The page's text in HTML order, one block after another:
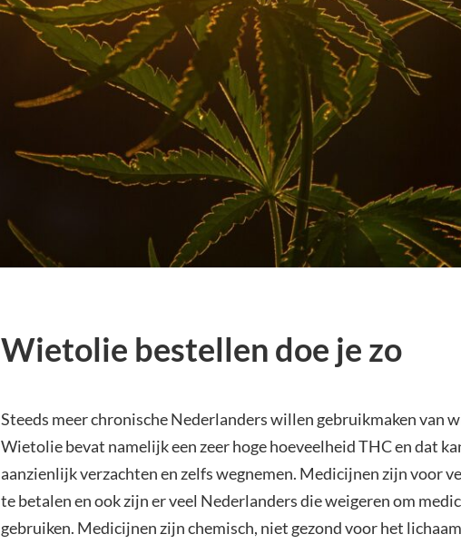
Wietolie bestellen doe je zo
Steeds meer chronische Nederlanders willen gebruikmaken van
Wietolie bevat namelijk een zeer hoge hoeveelheid THC en dat
aanzienlijk verzachten en zelfs wegnemen. Medicijnen zijn voor
te betalen en ook zijn er veel Nederlanders die weigeren om
gebruiken. Medicijnen zijn chemisch, niet gezond voor het